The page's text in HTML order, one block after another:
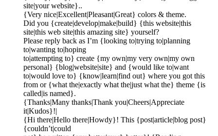
site|your website}..
{Very nice|Excellent|Pleasant|Great} colors & theme.
Did you {create|develop|make|build} {this website|this
site|this web site|this amazing site} yourself?
Please reply back as I’m {looking to|trying to|planning
to|wanting to|hoping
to|attempting to} create {my own|my very own|my own
personal} {blog|website|site} and {would like to|want
to|would love to} {know|learn|find out} where you got this
from or {what the|exactly what the|just what the} theme {is
called|is named}.
{Thanks|Many thanks|Thank you|Cheers|Appreciate
it|Kudos}!|
{Hi there|Hello there|Howdy}! This {post|article|blog post}
{couldn’t|could